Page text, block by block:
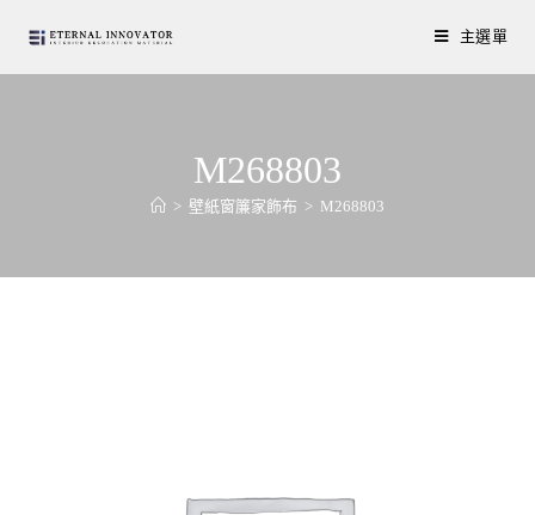
主選單
M268803
> 壁紙窗簾家飾布 > M268803